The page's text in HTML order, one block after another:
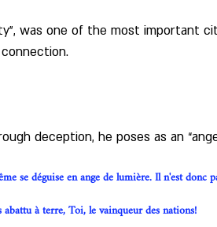
was one of the most important
deception, he poses as an
se déguise en ange de lumière. Il n'est donc
à terre, Toi, le vainqueur des nations!